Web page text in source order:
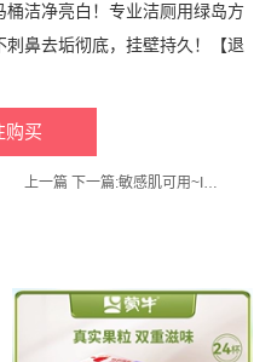
洁净亮白！专业洁厕用绿岛方
鼻去垢彻底，挂壁持久！【退
购买
上一篇 下一篇: 敏感肌可用~IRBAB旗舰店！胶原蛋白多肽提拉紧致抗皱套盒